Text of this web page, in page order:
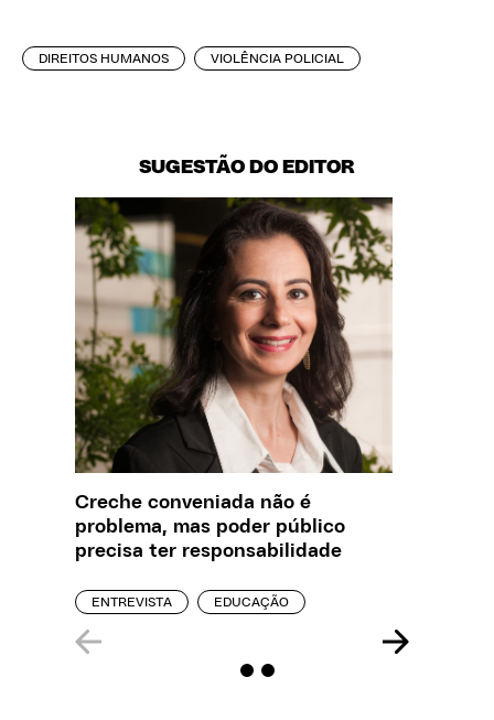
DIREITOS HUMANOS VIOLÊNCIA POLICIAL
SUGESTÃO DO EDITOR
Creche conveniada não é
problema, mas poder público
precisa ter responsabilidade
ENTREVISTA EDUCAÇÃO